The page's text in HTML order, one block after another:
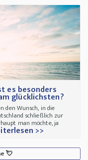
es besonders
glücklichsten?
den Wunsch, in die
schließlich zur
man möchte, ja
>>
💘